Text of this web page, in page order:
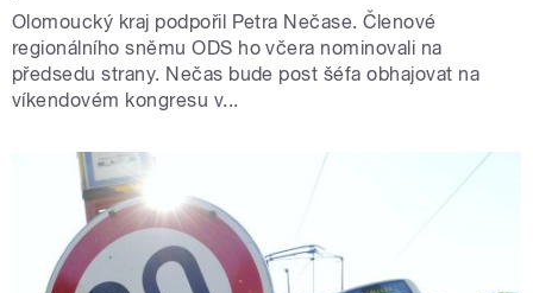
Olomoucký kraj podpořil Petra Nečase. Členové
regionálního sněmu ODS ho včera nominovali na
předsedu strany. Nečas bude post šéfa obhajovat na
víkendovém kongresu v...